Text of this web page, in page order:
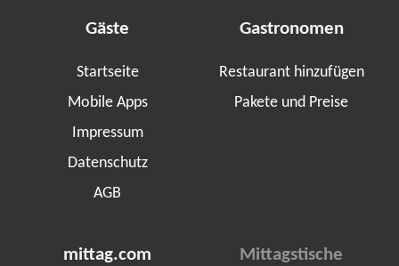
Gäste
Startseite
Mobile Apps
Impressum
Datenschutz
AGB
Gastronomen
Restaurant hinzufügen
Pakete und Preise
mittag.com Mittagstische